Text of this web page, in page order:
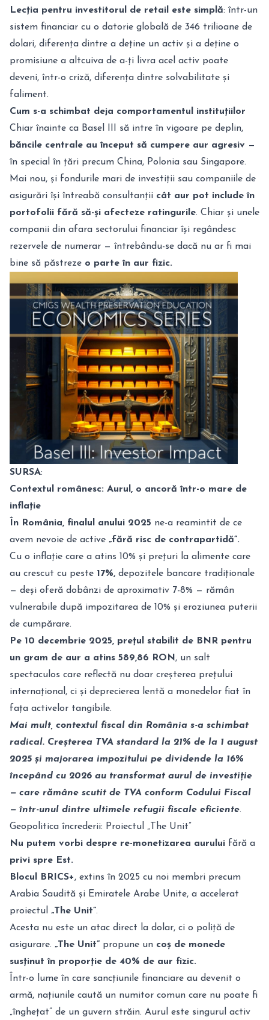
Lecția pentru investitorul de retail este simplă: într-un
sistem financiar cu o datorie globală de 346 trilioane de
dolari, diferența dintre a deține un activ și a deține o
promisiune a altcuiva de a-ți livra acel activ poate
deveni, într-o criză, diferența dintre solvabilitate și
faliment.
Cum s-a schimbat deja comportamentul instituțiilor
Chiar înainte ca Basel III să intre în vigoare pe deplin,
băncile centrale au început să cumpere aur agresiv —
în special în țări precum China, Polonia sau Singapore.
Mai nou, și fondurile mari de investiții sau companiile de
asigurări își întreabă consultanții cât aur pot include în
portofolii fără să-și afecteze ratingurile. Chiar și unele
companii din afara sectorului financiar își regândesc
rezervele de numerar — întrebându-se dacă nu ar fi mai
bine să păstreze o parte în aur fizic.
SURSA:
Contextul românesc: Aurul, o ancoră într-o mare de
inflație
În România, finalul anului 2025 ne-a reamintit de ce
avem nevoie de active „fără risc de contrapartidă”.
Cu o inflație care a atins 10% și prețuri la alimente care
au crescut cu peste 17%, depozitele bancare tradiționale
— deși oferă dobânzi de aproximativ 7-8% — rămân
vulnerabile după impozitarea de 10% și eroziunea puterii
de cumpărare.
Pe 10 decembrie 2025, prețul stabilit de BNR pentru
un gram de aur a atins 589,86 RON, un salt
spectaculos care reflectă nu doar creșterea prețului
internațional, ci și deprecierea lentă a monedelor fiat în
fața activelor tangibile.
Mai mult, contextul fiscal din România s-a schimbat
radical. Creșterea TVA standard la 21% de la 1 august
2025 și majorarea impozitului pe dividende la 16%
începând cu 2026 au transformat aurul de investiție
— care rămâne scutit de TVA conform Codului Fiscal
— într-unul dintre ultimele refugii fiscale eficiente.
Geopolitica încrederii: Proiectul „The Unit”
Nu putem vorbi despre re-monetizarea aurului fără a
privi spre Est.
Blocul BRICS+, extins în 2025 cu noi membri precum
Arabia Saudită și Emiratele Arabe Unite, a accelerat
proiectul „The Unit”.
Acesta nu este un atac direct la dolar, ci o poliță de
asigurare. „The Unit” propune un coș de monede
susținut în proporție de 40% de aur fizic.
Într-o lume în care sancțiunile financiare au devenit o
armă, națiunile caută un numitor comun care nu poate fi
„înghețat” de un guvern străin. Aurul este singurul activ